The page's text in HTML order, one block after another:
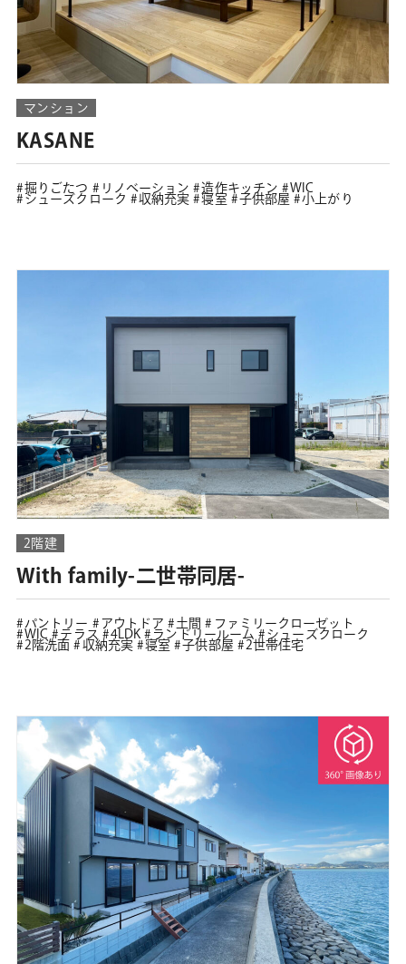
マンション
KASANE
掘りごたつ リノベーション 造作キッチン
WIC
シューズクローク
収納充実 寝室 子供部屋 小上がり
2階建
With family-二世帯同居-
パントリー アウトドア 土間
ファミリークローゼット
WIC
テラス 4LDK ランドリールーム
シューズクローク
2階洗面
収納充実 寝室 子供部屋 2世帯住宅